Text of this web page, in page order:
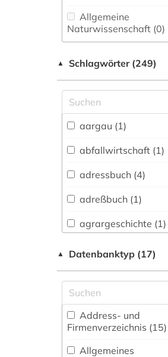
Allgemeine
Naturwissenschaft (0)
fachübergreifende
Allgemeine und
vergleichende Sprach-
und
Literaturwissenschaft.
Indogermanistik.
Sprachen und
Anglistik.
Amerikanistik (0)
Vermessungswesen (5)
Biologie,
Biotechnologie (1)
Buch- und
▲ Schlagwörter (249)
aargau (1)
abfallwirtschaft (1)
adressbuch (4)
adreßbuch (1)
agrargeschichte (1)
alfred escher (1)
alte drucke (1)
amtsdrucksache (1)
ansichtskarte (1)
arbeitsrecht (1)
▲ Datenbanktyp (17)
Address- und
Firmenverzeichnis (15)
Allgemeines